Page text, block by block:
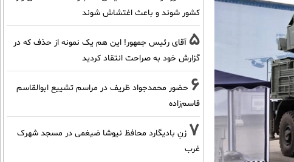
کشور شوند و باعث اغتشاش شوند
5 آقای رئیس جمهور! این هم یک نمونه از حذف که در
گزارش خود به صراحت انتقاد کردید
6 حضور محمدجواد ظریف در مراسم تشییع ابوالقاسم
قاسم‌زاده
7 زنِ بادیگارد محافظ نیوشا ضیغمی در مسجد شهرک
غرب